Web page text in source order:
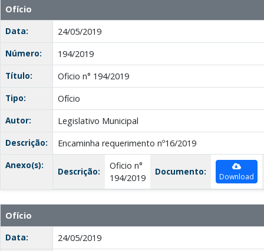
Ofício
Data:
24/05/2019
Número:
194/2019
Título:
Oficio n° 194/2019
Tipo:
Ofício
Autor:
Legislativo Municipal
Descrição:
Encaminha requerimento nº16/2019
Anexo(s):
Descrição:
Oficio n°
194/2019
Documento: Download
Ofício
Data:
24/05/2019